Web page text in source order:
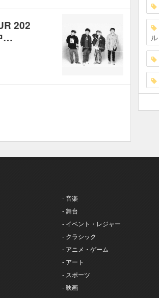
202
…
ル
- 音楽
- 舞台
- イベント・レジャー
- クラシック
- アニメ・ゲーム
- アート
- スポーツ
- 映画